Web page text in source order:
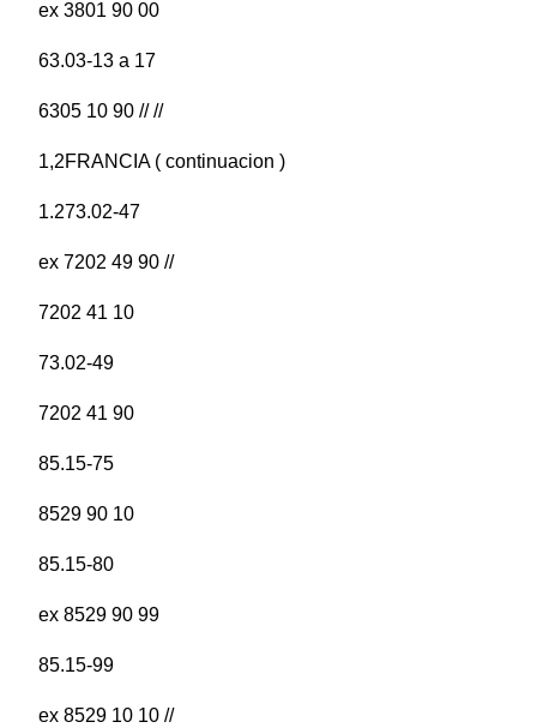
ex 3801 90 00
63.03-13 a 17
6305 10 90 // //
1,2FRANCIA ( continuacion )
1.273.02-47
ex 7202 49 90 //
7202 41 10
73.02-49
7202 41 90
85.15-75
8529 90 10
85.15-80
ex 8529 90 99
85.15-99
ex 8529 10 10 //